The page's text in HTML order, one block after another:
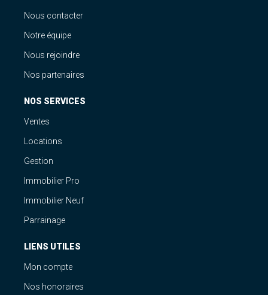
Nous contacter
Notre équipe
Nous rejoindre
Nos partenaires
NOS SERVICES
Ventes
Locations
Gestion
Immobilier Pro
Immobilier Neuf
Parrainage
LIENS UTILES
Mon compte
Nos honoraires